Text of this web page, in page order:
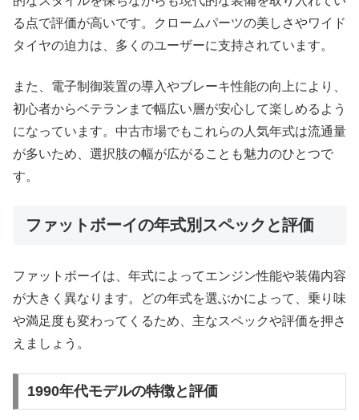
る点で評価が高いです。クロームパーツの美しさやワイド
タイヤの迫力は、多くのユーザーに支持されています。
また、電子制御装置の導入やブレーキ性能の向上により、
初心者からベテランまで幅広い層が安心して楽しめるよう
になっています。中古市場でもこれらの人気年式は流通量
が多いため、選択肢の幅が広がることも魅力のひとつで
す。
ファットボーイの年式別スペックと評価
ファットボーイは、年式によってエンジン性能や装備内容
が大きく異なります。どの年式を選ぶかによって、乗り味
や満足度も変わってくるため、主なスペックや評価を押さ
えましょう。
1990年代モデルの特徴と評価